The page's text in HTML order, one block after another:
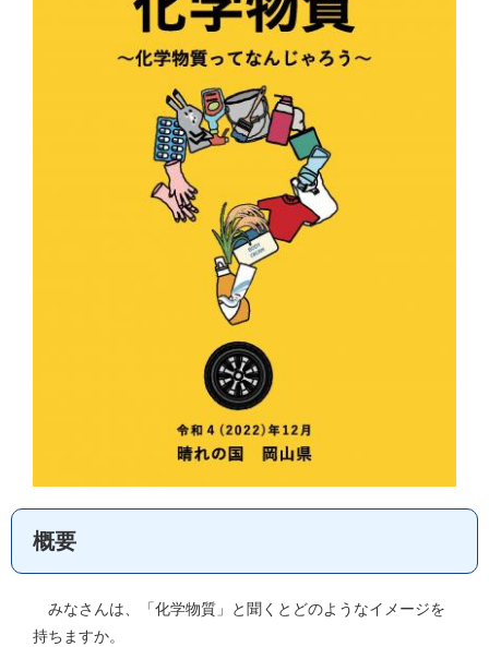
概要
みなさんは、「化学物質」と聞くとどのようなイメージを
持ちますか。